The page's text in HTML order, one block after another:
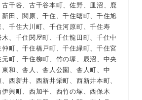
千谷、古千谷本町、佐野、皿沼、鹿
田、関原、千住、千住曙町、千住旭
、千住大川町、千住河原町、千住寿
、千住関屋町、千住龍田町、千住中
仲町、千住橋戸町、千住緑町、千住宮
元町、千住柳町、竹の塚、辰沼、中央
和、舎人、舎人公園、舎人町、中
西新井、西新井栄町、西新井本町、
興町、西加平、西竹の塚、西保木